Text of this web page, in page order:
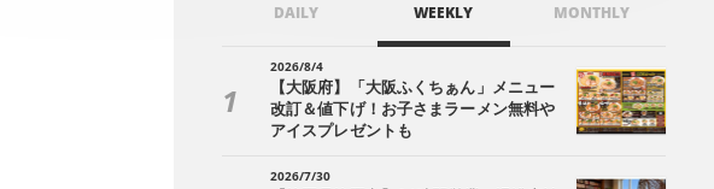
DAILY WEEKLY MONTHLY
2026/8/4
【大阪府】「大阪ふくちぁん」メニュー
改訂＆値下げ！お子さまラーメン無料や
アイスプレゼントも
2026/7/30